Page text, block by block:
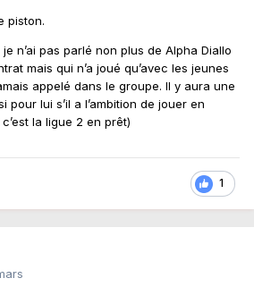
piston.
n’ai pas parlé non plus de Alpha Diallo
mais qui n’a joué qu’avec les jeunes
appelé dans le groupe. Il y aura une
pour lui s’il a l’ambition de jouer en
la ligue 2 en prêt)
1